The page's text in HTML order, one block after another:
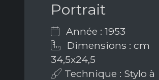
Portrait
Année : 1953
Dimensions : cm
34,5x24,5
Technique : Stylo à